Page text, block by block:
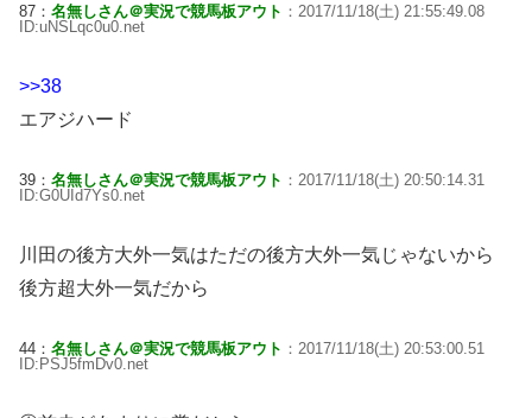
87： 名無しさん＠実況で競馬板アウト ：2017/11/18(土) 21:55:49.08
ID:uNSLqc0u0.net
>>38
エアジハード
39： 名無しさん＠実況で競馬板アウト ：2017/11/18(土) 20:50:14.31
ID:G0UId7Ys0.net
川田の後方大外一気はただの後方大外一気じゃないから
後方超大外一気だから
44： 名無しさん＠実況で競馬板アウト ：2017/11/18(土) 20:53:00.51
ID:PSJ5fmDv0.net